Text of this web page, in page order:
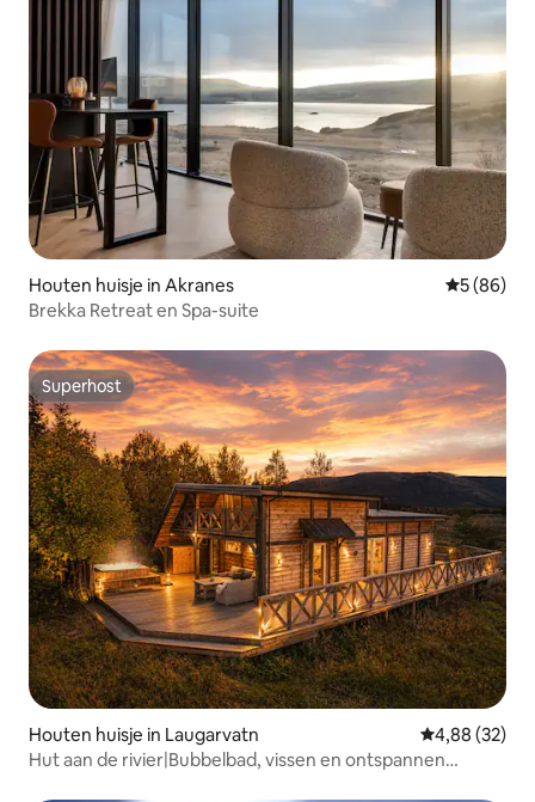
Houten huisje in Akranes
5 (86)
Brekka Retreat en Spa-suite
Superhost
Superhost
Houten huisje in Laugarvatn Gemiddelde
4,88 (32)
Hut aan de rivier|Bubbelbad, vissen en ontspannen